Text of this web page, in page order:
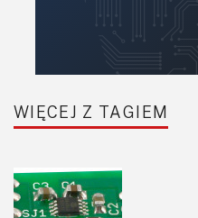
WIĘCEJ Z TAGIEM